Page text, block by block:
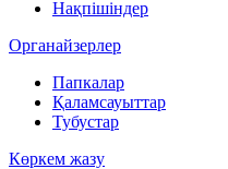
Нақпішіндер
Органайзерлер
Папкалар
Қаламсауыттар
Тубустар
Көркем жазу